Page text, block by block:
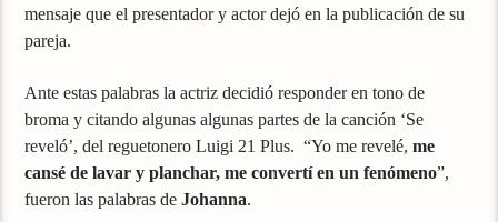
mensaje que el presentador y actor dejó en la publicación de su
pareja.
Ante estas palabras la actriz decidió responder en tono de
broma y citando algunas algunas partes de la canción ‘Se
reveló’, del reguetonero Luigi 21 Plus. “Yo me revelé,me
cansé de lavar y planchar, me convertí en un fenómeno”,
fueron las palabras deJohanna.